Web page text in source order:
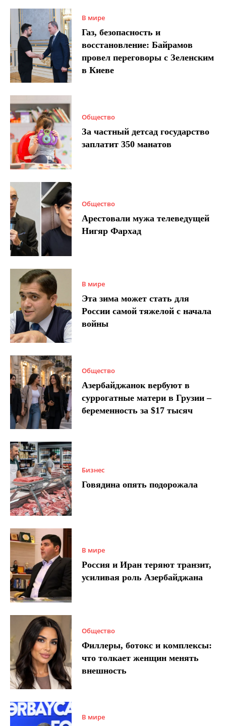
В мире
Газ, безопасность и
восстановление: Байрамов
провел переговоры с Зеленским
в Киеве
Общество
За частный детсад государство
заплатит 350 манатов
Общество
Арестовали мужа телеведущей
Нигяр Фархад
В мире
Эта зима может стать для
России самой тяжелой с начала
войны
Общество
Азербайджанок вербуют в
суррогатные матери в Грузии –
беременность за $17 тысяч
Бизнес
Говядина опять подорожала
В мире
Россия и Иран теряют транзит,
усиливая роль Азербайджана
Общество
Филлеры, ботокс и комплексы:
что толкает женщин менять
внешность
В мире